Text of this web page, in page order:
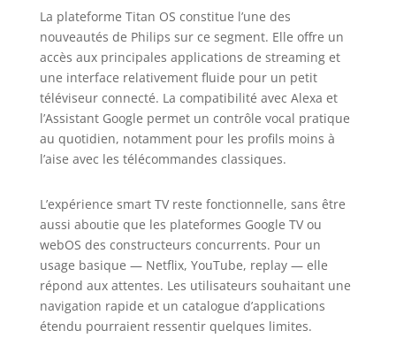
La plateforme Titan OS constitue l’une des
nouveautés de Philips sur ce segment. Elle offre un
accès aux principales applications de streaming et
une interface relativement fluide pour un petit
téléviseur connecté. La compatibilité avec Alexa et
l’Assistant Google permet un contrôle vocal pratique
au quotidien, notamment pour les profils moins à
l’aise avec les télécommandes classiques.
L’expérience smart TV reste fonctionnelle, sans être
aussi aboutie que les plateformes Google TV ou
webOS des constructeurs concurrents. Pour un
usage basique — Netflix, YouTube, replay — elle
répond aux attentes. Les utilisateurs souhaitant une
navigation rapide et un catalogue d’applications
étendu pourraient ressentir quelques limites.